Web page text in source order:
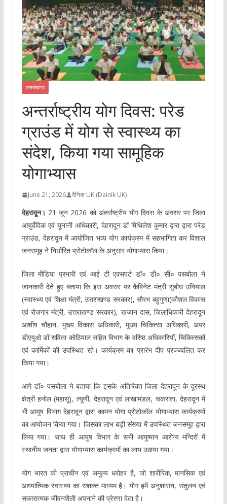
उत्तराखण्ड
अन्तर्राष्ट्रीय योग दिवस: परेड
ग्राउंड में योग से स्वास्थ्य का
संदेश, किया गया सामूहिक
योगाभ्यास
June 21, 2026 दैनिक UK (Dainik UK)
देहरादून। 21 जून 2026 को अंतर्राष्ट्रीय योग दिवस के अवसर पर जिला
आयुर्वेदिक एवं यूनानी अधिकारी, देहरादून डॉ मिथिलेश कुमार द्वारा द्वारा परेड
ग्राउंड, देहरादून में आयोजित भव्य योग कार्यक्रम में सहभागिता कर विशाल
जनसमूह ने निर्धारित प्रोटोकॉल के अनुसार योगाभ्यास किया।
जिला मीडिया प्रभारी एवं आई टी एक्सपर्ट डॉ० डी० सी० पसबोला ने
जानकारी देते हुए बताया कि इस अवसर पर कैबिनेट मंत्री सुबोध उनियाल
(स्वास्थ्य एवं शिक्षा मंत्री, उत्तराखण्ड सरकार), सौरभ बहुगुणा(कौशल विकास
एवं रोजगार मंत्री, उत्तराखण्ड सरकार), खजान दास, जिलाधिकारी देहरादून
आशीष चौहान, मुख्य विकास अधिकारी, मुख्य चिकित्सा अधिकारी, अपर
डीएयूओ डॉ सविता कोठियाल सहित विभाग के वरिष्ठ अधिकारियों, चिकित्सकों
एवं कार्मिकों की उपस्थित रहे। कार्यक्रम का प्रारंभ दीप प्रज्ज्वलित कर
किया गया।
आगे डॉ० पसबोला ने बताया कि इसके अतिरिक्त जिला देहरादून के दूरस्थ
क्षेत्रों हनोल (महासू), त्यूणी, देहरादून एवं लाखामंडल, चकराता, देहरादून में
भी आयुष विभाग देहरादून द्वारा कामन योगा प्रोटोकॉल योगाभ्यास कार्यक्रमों
का आयोजन किया गया। जिसका लाभ बड़ी संख्या में उपस्थित जनसमूह द्वारा
लिया गया। साथ ही आयुष विभाग के सभी आयुष्मान आरोग्य मन्दिरों में
स्थानीय जनता द्वारा योगाभ्यास कार्यक्रमों का लाभ उठाया गया।
योग भारत की प्राचीन एवं अमूल्य धरोहर है, जो शारीरिक, मानसिक एवं
आध्यात्मिक स्वास्थ्य का सशक्त माध्यम है। योग हमें अनुशासन, संतुलन एवं
सकारात्मक जीवनशैली अपनाने की प्रेरणा देता है।